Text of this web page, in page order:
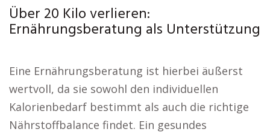
Über 20 Kilo verlieren:
Ernährungsberatung als Unterstützung
Eine Ernährungsberatung ist hierbei äußerst
wertvoll, da sie sowohl den individuellen
Kalorienbedarf bestimmt als auch die richtige
Nährstoffbalance findet. Ein gesundes